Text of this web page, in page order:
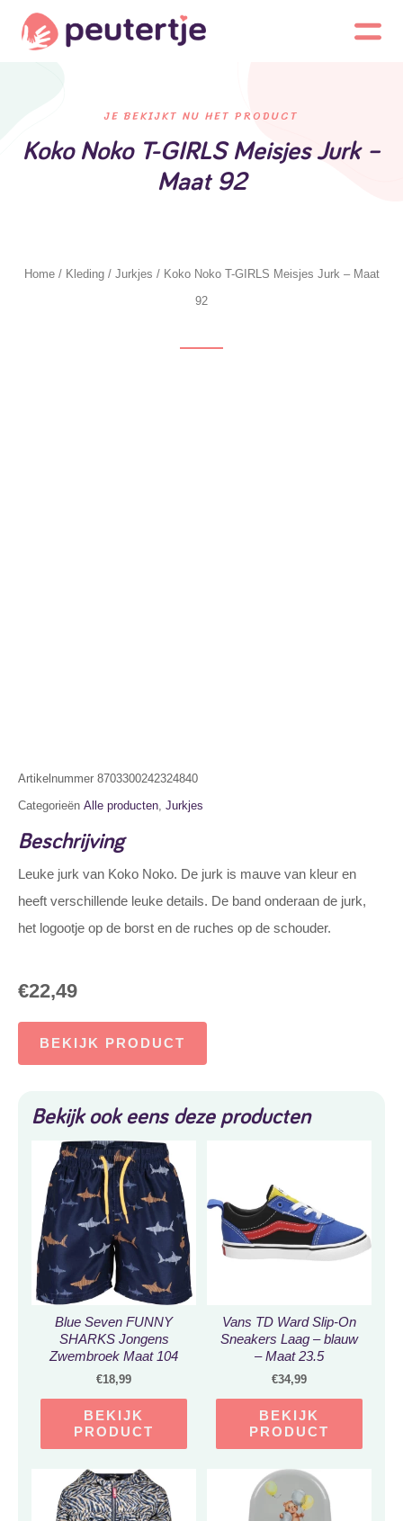
JE BEKIJKT NU HET PRODUCT
Koko Noko T-GIRLS Meisjes Jurk –
Maat 92
Home/ Kleding/ Jurkjes / Koko Noko T-GIRLS Meisjes Jurk – Maat
92
Artikelnummer 8703300242324840
Categorieën Alle producten, Jurkjes
Beschrijving
Leuke jurk van Koko Noko. De jurk is mauve van kleur en
heeft verschillende leuke details. De band onderaan de jurk,
het logootje op de borst en de ruches op de schouder.
€22,49
BEKIJK PRODUCT
Bekijk ook eens deze producten
Blue Seven FUNNY
SHARKS Jongens
Zwembroek Maat 104
€18,99
BEKIJK
PRODUCT
Vans TD Ward Slip-On
Sneakers Laag – blauw
– Maat 23.5
€34,99
BEKIJK
PRODUCT